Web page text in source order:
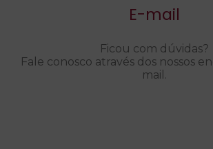
E-mail
Ficou com dúvidas?
Fale conosco através dos nossos
mail.